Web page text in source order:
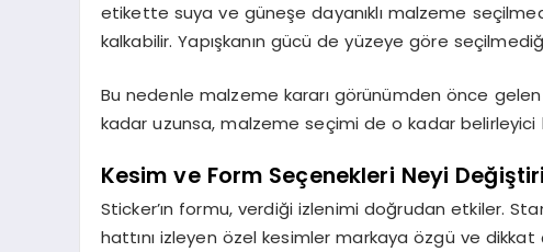
etikette suya ve güneşe dayanıklı malzeme
kalkabilir. Yapışkanın gücü de yüzeye göre
Bu nedenle malzeme kararı görünümden önce gelen
kadar uzunsa, malzeme seçimi de o kadar belirleyici
Kesim ve Form Seçenekleri Neyi
Sticker’ın formu, verdiği izlenimi doğrudan etkiler.
hattını izleyen özel kesimler markaya özgü ve